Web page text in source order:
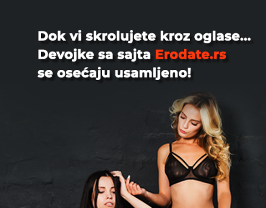
Volim strapoon Neka Dama, devojka
ovde da voli da jebe muskarca. Mogu i
ja nju. Fetis mi je da me...
Beograd
JohnWick666, 33
za druzenje perverzan mastovit izdrzljiv
Fetiš oglasi u Srbiji